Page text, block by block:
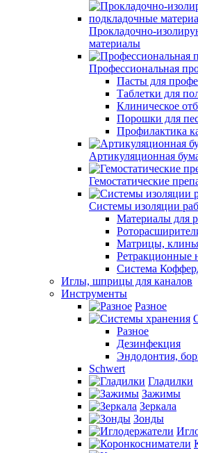
Прокладочно-
материалы
Профессиональная
Пасты для
Таблетки для
Клиническое
Порошки для
Профилактика
Артикуляционная
Гемостатические
Системы изоляции
Материалы для
Матрицы,
Ретракционные
Система
Иглы, шприцы для каналов
Инструменты
Разное
Разное
Дезинфекция
Эндодонтия,
Schwert
Гладилки
Зажимы
Зеркала
Зонды